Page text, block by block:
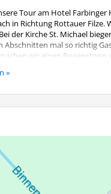
Tour am Hotel Farbinger
in Richtung Rottauer
der Kirche St. Michael
Abschnitten mal so richtig
wir einen Boxenstopp
Professioneller Guide,
Der Witterung
2 Stunden, je nach
Person (1,50 €
»